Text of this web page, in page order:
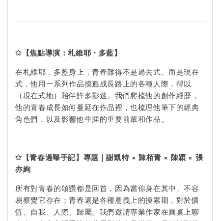
✩ 【焦點導演：札維耶・多藍】
在札維耶．多藍身上，青春難得不是過去式、而是現在
式，他用一系列作品摸遍成長路上的各種人際，得以
（現在式地）陪伴許多影迷。我們爬梳他的創作經歷，
他的青春成長如何蔓延在作品裡，也梳理他筆下的經典
角色們，以及影響他生涯的重要前輩和作品。
✩ 【青春過曝手記】專題｜謝凱特 × 陳栢青 × 陳穎 × 張
亦絢
所有對青春的頌讚都是回首，因為當你身在其中、不容
易察覺它存在；青春還是各種意義上的摸索期，對於價
值、自我、人際、歸屬。我們邀請專業作家在圓桌上聊